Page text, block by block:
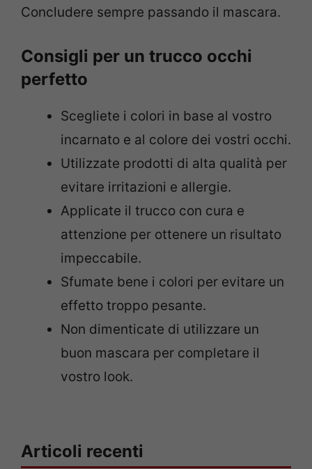
Concludere sempre passando il mascara.
Consigli per un trucco occhi
perfetto
Scegliete i colori in base al vostro
incarnato e al colore dei vostri occhi.
Utilizzate prodotti di alta qualità per
evitare irritazioni e allergie.
Applicate il trucco con cura e
attenzione per ottenere un risultato
impeccabile.
Sfumate bene i colori per evitare un
effetto troppo pesante.
Non dimenticate di utilizzare un
buon mascara per completare il
vostro look.
Articoli recenti